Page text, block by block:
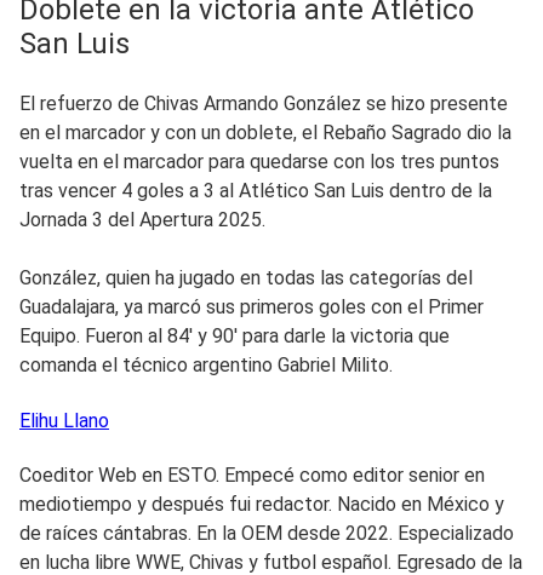
Doblete en la victoria ante Atlético
San Luis
El refuerzo de Chivas Armando González se hizo presente
en el marcador y con un doblete, el Rebaño Sagrado dio la
vuelta en el marcador para quedarse con los tres puntos
tras vencer 4 goles a 3 al Atlético San Luis dentro de la
Jornada 3 del Apertura 2025.
González, quien ha jugado en todas las categorías del
Guadalajara, ya marcó sus primeros goles con el Primer
Equipo. Fueron al 84' y 90' para darle la victoria que
comanda el técnico argentino Gabriel Milito.
Elihu Llano
Coeditor Web en ESTO. Empecé como editor senior en
mediotiempo y después fui redactor. Nacido en México y
de raíces cántabras. En la OEM desde 2022. Especializado
en lucha libre WWE, Chivas y futbol español. Egresado de la